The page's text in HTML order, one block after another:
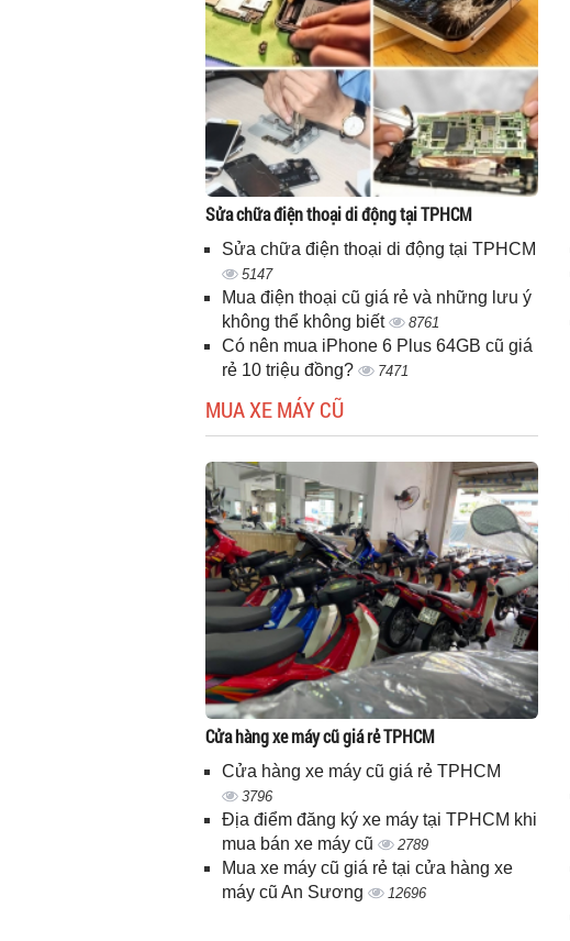
Sửa chữa điện thoại di động tại TPHCM
Sửa chữa điện thoại di động tại TPHCM
5147
Mua điện thoại cũ giá rẻ và những lưu ý
không thể không biết
8761
Có nên mua iPhone 6 Plus 64GB cũ giá
rẻ 10 triệu đồng?
7471
MUA XE MÁY CŨ
Cửa hàng xe máy cũ giá rẻ TPHCM
Cửa hàng xe máy cũ giá rẻ TPHCM
3796
Địa điểm đăng ký xe máy tại TPHCM khi
mua bán xe máy cũ
2789
Mua xe máy cũ giá rẻ tại cửa hàng xe
máy cũ An Sương
12696